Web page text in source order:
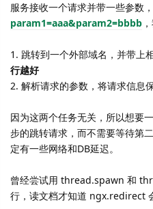
服务接收一个请求并带一些参数
param1=aaa&param2=bbbb
1. 跳转到一个外部域名，并带上
行越好
2. 解析请求的参数，将请求信息
因为这两个任务无关，所以想要
步的跳转请求， 而不需要等待第
定有一些网络和DB延迟。
曾经尝试用 thread.spawn 和
行，读文档才知道 ngx.redirect